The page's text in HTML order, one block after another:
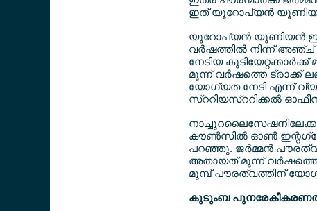
ഇത് യൂറോപ്യന്‍ യൂണിയന്‍
യൂറോപ്യന്‍ യൂണിയന്‍
വര്‍ഷത്തില്‍ നിന്ന് അഞ്ച്
നേടിയ
മൂന്ന് വര്‍ഷത്തെ ട്രാക്ക്
യോഗ്യത നേടി എന്ന്
സ്ററിയസ്ററിക്കല്‍
കൗണ്‍സില്‍ ഓണ്‍
പറഞ്ഞു. ജര്‍മ്മന്‍
അതായത് മൂന്ന് വര്‍ഷത്തെ
മുമ്പ് പൗരത്വത്തിന്
കുടുംബ